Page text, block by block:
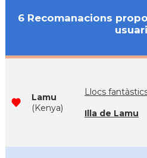
6 Recomanacions
Lamu
(Kenya)
Llocs
Illa de Lamu